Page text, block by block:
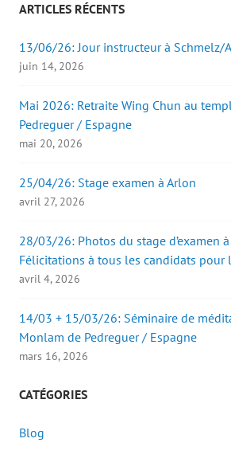
ARTICLES RÉCENTS
13/06/26: Jour instructeur à Schmelz/
juin 14, 2026
Mai 2026: Retraite Wing Chun au
Pedreguer / Espagne
mai 20, 2026
25/04/26: Stage examen à Arlon
avril 27, 2026
28/03/26: Photos du stage d’examen
Félicitations à tous les candidats pour
avril 4, 2026
14/03 + 15/03/26: Séminaire de
Monlam de Pedreguer / Espagne
mars 16, 2026
CATÉGORIES
Blog